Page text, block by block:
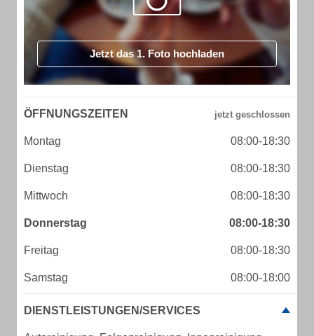
Jetzt das 1. Foto hochladen
ÖFFNUNGSZEITEN
Montag 08:00-18:30
Dienstag 08:00-18:30
Mittwoch 08:00-18:30
Donnerstag 08:00-18:30
Freitag 08:00-18:30
Samstag 08:00-18:00
DIENSTLEISTUNGEN/SERVICES